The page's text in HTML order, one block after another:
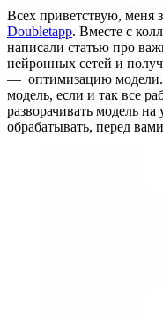
Всех приветствую, меня
Doubletapp. Вместе с
написали статью про
нейронных сетей и
— оптимизацию модели.
модель, если и так все
разворачивать модель на
обрабатывать, перед